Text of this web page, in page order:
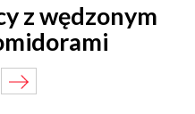
z wędzonym